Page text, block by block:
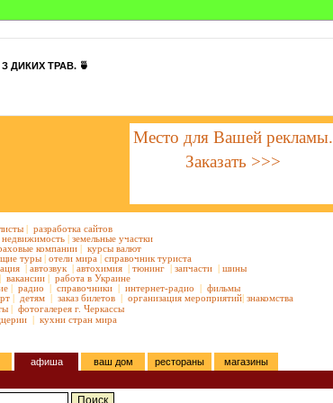
ДИКИХ ТРАВ. 🍵
Место для Вашей рекламы.
Заказать >>>
| разработка сайтов
недвижимость | земельные участки
компании | курсы валют
туры | отели мира | справочник туриста
| автозвук | автохимия | тюнинг | запчасти | шины
| вакансии | работа в Украине
| радио | справочники | интернет-радио | фильмы
| детям | заказ билетов | организация мероприятий| знакомства
| фотогалерея г. Черкассы
| кухни стран мира
афиша ваш дом рестораны
магазины